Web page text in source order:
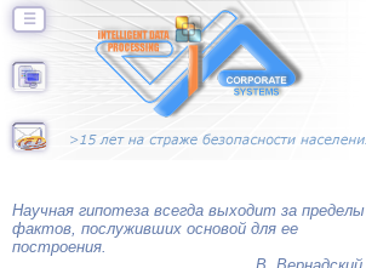
☰
Научная гипотеза всегда выходит за пределы
фактов, послуживших основой для ее
построения.